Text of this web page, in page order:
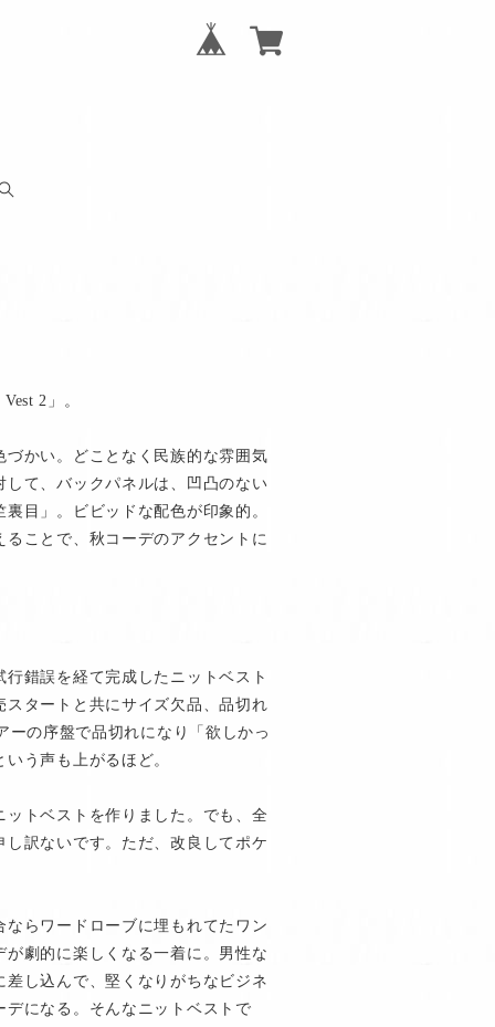
2」。
づかい。どことなく民族的な雰囲気
して、バックパネルは、凹凸のない
目」。ビビッドな配色が印象的。
ことで、秋コーデのアクセントに
錯誤を経て完成したニットベスト
スタートと共にサイズ欠品、品切れ
ーの序盤で品切れになり「欲しかっ
う声も上がるほど。
ットベストを作りました。でも、全
訳ないです。ただ、改良してポケ
らワードローブに埋もれてたワン
劇的に楽しくなる一着に。男性な
し込んで、堅くなりがちなビジネ
デになる。そんなニットベストで